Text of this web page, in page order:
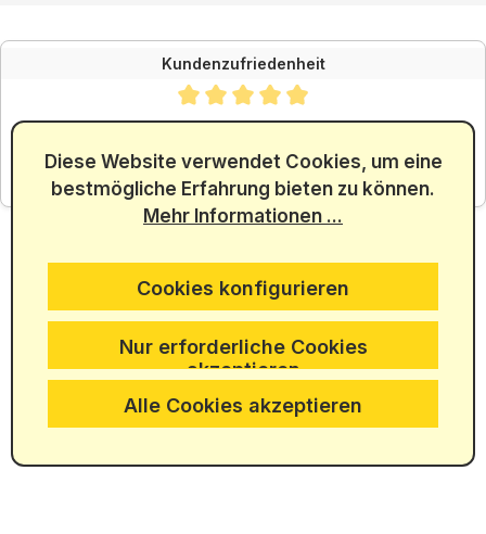
Kundenzufriedenheit
Durchschnittliche Bewertung von 4.88 von 5 Sternen
SEHR GUT
4.88/ 5.00
aus 5965 Bewertungen
Diese Website verwendet Cookies, um eine
bestmögliche Erfahrung bieten zu können.
Mehr Informationen ...
Alle Cookies akzeptieren
Cookies konfigurieren
Nur erforderliche Cookies
akzeptieren